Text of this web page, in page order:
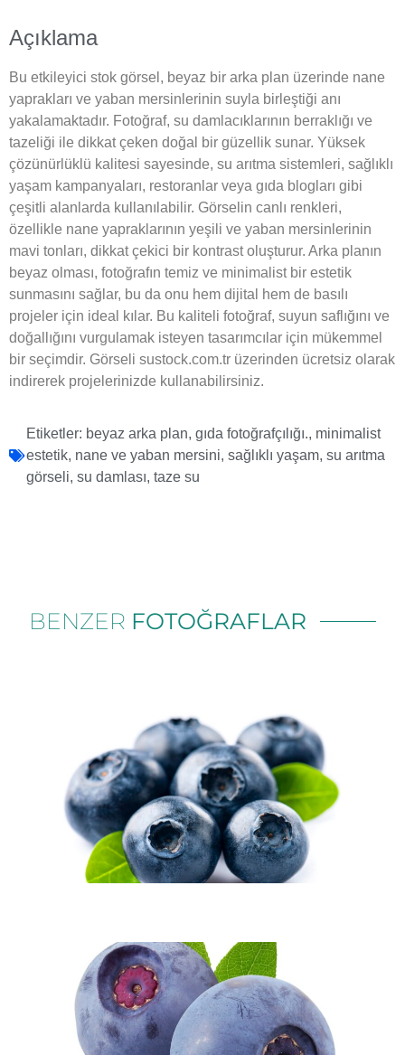
Açıklama
Bu etkileyici stok görsel, beyaz bir arka plan üzerinde nane
yaprakları ve yaban mersinlerinin suyla birleştiği anı
yakalamaktadır. Fotoğraf, su damlacıklarının berraklığı ve
tazeliği ile dikkat çeken doğal bir güzellik sunar. Yüksek
çözünürlüklü kalitesi sayesinde, su arıtma sistemleri, sağlıklı
yaşam kampanyaları, restoranlar veya gıda blogları gibi
çeşitli alanlarda kullanılabilir. Görselin canlı renkleri,
özellikle nane yapraklarının yeşili ve yaban mersinlerinin
mavi tonları, dikkat çekici bir kontrast oluşturur. Arka planın
beyaz olması, fotoğrafın temiz ve minimalist bir estetik
sunmasını sağlar, bu da onu hem dijital hem de basılı
projeler için ideal kılar. Bu kaliteli fotoğraf, suyun saflığını ve
doğallığını vurgulamak isteyen tasarımcılar için mükemmel
bir seçimdir. Görseli sustock.com.tr üzerinden ücretsiz olarak
indirerek projelerinizde kullanabilirsiniz.
Etiketler: beyaz arka plan, gıda fotoğrafçılığı., minimalist
estetik, nane ve yaban mersini, sağlıklı yaşam, su arıtma
görseli, su damlası, taze su
BENZER FOTOĞRAFLAR